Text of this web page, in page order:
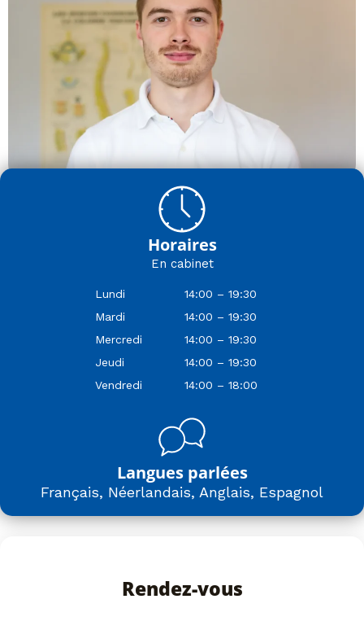
Horaires
En cabinet
Lundi
Mardi
Mercredi
Jeudi
Vendredi
14:00 – 19:30
14:00 – 19:30
14:00 – 19:30
14:00 – 19:30
14:00 – 18:00
Langues parlées
Français, Néerlandais, Anglais, Espagnol
Rendez-vous